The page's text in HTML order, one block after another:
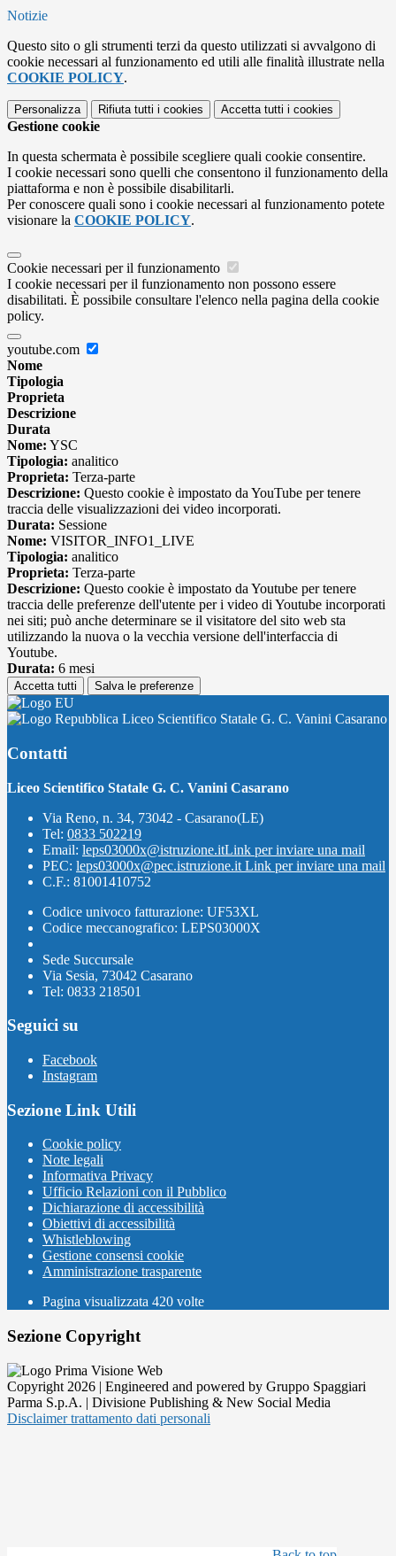
Notizie
Questo sito o gli strumenti terzi da questo utilizzati si avvalgono di
cookie necessari al funzionamento ed utili alle finalità illustrate nella
COOKIE POLICY.
Personalizza Rifiuta tutti i cookies Accetta tutti i cookies
Gestione cookie
In questa schermata è possibile scegliere quali cookie consentire.
I cookie necessari sono quelli che consentono il funzionamento della
piattaforma e non è possibile disabilitarli.
Per conoscere quali sono i cookie necessari al funzionamento potete
visionare la COOKIE POLICY.
Cookie necessari per il funzionamento
I cookie necessari per il funzionamento non possono essere
disabilitati. È possibile consultare l'elenco nella pagina della cookie
policy.
youtube.com
Nome
Tipologia
Proprieta
Descrizione
Durata
Nome: YSC
Tipologia: analitico
Proprieta: Terza-parte
Descrizione: Questo cookie è impostato da YouTube per tenere
traccia delle visualizzazioni dei video incorporati.
Durata: Sessione
Nome: VISITOR_INFO1_LIVE
Tipologia: analitico
Proprieta: Terza-parte
Descrizione: Questo cookie è impostato da Youtube per tenere
traccia delle preferenze dell'utente per i video di Youtube incorporati
nei siti; può anche determinare se il visitatore del sito web sta
utilizzando la nuova o la vecchia versione dell'interfaccia di
Youtube.
Durata: 6 mesi
Accetta tutti Salva le preferenze
Liceo Scientifico Statale G. C. Vanini Casarano
Contatti
Liceo Scientifico Statale G. C. Vanini Casarano
Via Reno, n. 34, 73042 - Casarano(LE)
Tel: 0833 502219
Email: leps03000x@istruzione.itLink per inviare una mail
PEC: leps03000x@pec.istruzione.it Link per inviare una mail
C.F.: 81001410752
Codice univoco fatturazione: UF53XL
Codice meccanografico: LEPS03000X
Sede Succursale
Via Sesia, 73042 Casarano
Tel: 0833 218501
Seguici su
Facebook
Instagram
Sezione Link Utili
Cookie policy
Note legali
Informativa Privacy
Ufficio Relazioni con il Pubblico
Dichiarazione di accessibilità
Obiettivi di accessibilità
Whistleblowing
Gestione consensi cookie
Amministrazione trasparente
Pagina visualizzata 420 volte
Sezione Copyright
Copyright 2026 | Engineered and powered by Gruppo Spaggiari
Parma S.p.A. | Divisione Publishing & New Social Media
Disclaimer trattamento dati personali